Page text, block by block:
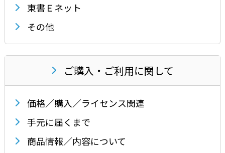
東書Ｅネット
その他
ご購入・ご利用に関して
価格／購入／ライセンス関連
手元に届くまで
商品情報／内容について